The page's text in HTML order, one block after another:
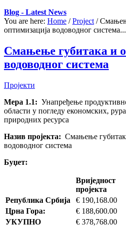
Blog - Latest News
You are here: Home / Project /
оптимизација водоводног система...
Смањење губитака и
водоводног система
Пројекти
Мера 1.1: Унапређење
области у погледу економских,
природних ресурса
Назив пројекта: Смањење
водоводног система
Буџет:
Вриједност
пројекта
Република Србија
€ 190,168.00
Црна Гора:
€ 188,600.00
УКУПНО
€ 378,768.00